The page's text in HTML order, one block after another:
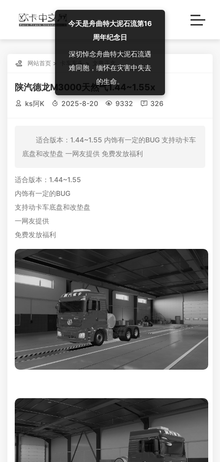
 网站首页 卡车车头 文章正文
陕汽德龙M3000天然气1.44~1.55x
 ks阿K  2025-8-20  9332  326
适合版本：1.44~1.55 内饰有一定的BUG 支持动卡车
底盘和改垫盘 一网友提供 免费发放福利
适合版本：1.44~1.55
内饰有一定的BUG
支持动卡车底盘和改垫盘
一网友提供
免费发放福利
今天是舟曲特大泥石流第16
周年纪念日
深切悼念舟曲特大泥石流遇
难同胞，缅怀在灾害中失去
的生命。